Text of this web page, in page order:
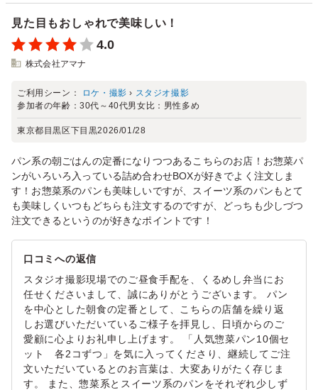
見た目もおしゃれで美味しい！
4.0
株式会社アマナ
ご利用シーン： ロケ・撮影 › スタジオ撮影
参加者の年齢：30代～40代男女比： 男性多め
東京都目黒区下目黒2026/01/28
パン系の朝ごはんの定番になりつつあるこちらのお店！お惣菜パ
ンがいろいろ入っている詰め合わせBOXが好きでよく注文しま
す！お惣菜系のパンも美味しいですが、スイーツ系のパンもとて
も美味しくいつもどちらも注文するのですが、どっちも少しづつ
注文できるというのが好きなポイントです！
口コミへの返信
スタジオ撮影現場でのご昼食手配を、くるめし弁当にお
任せくださいまして、誠にありがとうございます。 パン
を中心とした朝食の定番として、こちらの店舗を繰り返
しお選びいただいているご様子を拝見し、日頃からのご
愛顧に心よりお礼申し上げます。 「人気惣菜パン10個セ
ット 各2コずつ」を気に入ってくださり、継続してご注
文いただいているとのお言葉は、大変ありがたく存じま
す。 また、惣菜系とスイーツ系のパンをそれぞれ少しず